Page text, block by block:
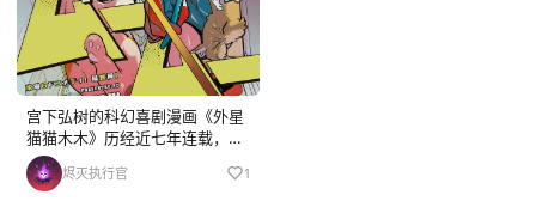
宫下弘树的科幻喜剧漫画《外星
猫猫木木》历经近七年连载，于
5 月 29 日正式完结。本作 2019
年 6 月开启连载，单行本全 10
烬灭执行官 1